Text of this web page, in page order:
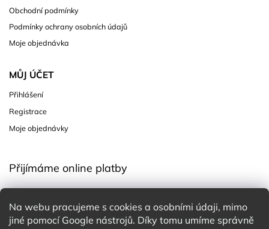
Na webu pracujeme s cookies a osobními údaji, mimo
jiné pomocí Google nástrojů. Díky tomu umíme správně
Obchodní podmínky
Podmínky ochrany osobních údajů
Moje objednávka
MŮJ ÚČET
Přihlášení
Registrace
Moje objednávky
Přijímáme online platby